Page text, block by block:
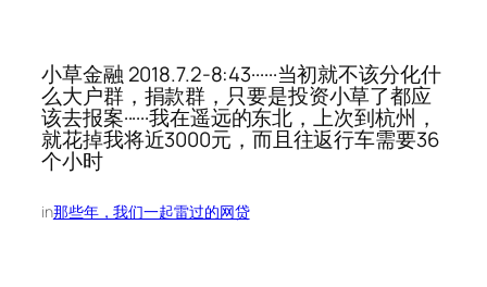
小草金融 2018.7.2-8:43······当初就不该分化什
么大户群，捐款群，只要是投资小草了都应
该去报案······我在遥远的东北，上次到杭州，
就花掉我将近3000元，而且往返行车需要36
个小时
in那些年，我们一起雷过的网贷